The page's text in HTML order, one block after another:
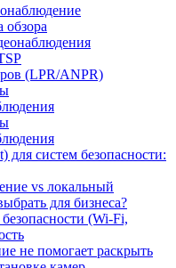
обзора
(LPR/ANPR)
для систем безопасности:
vs локальный
для бизнеса?
(Wi-Fi,
не помогает раскрыть